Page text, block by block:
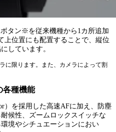
タン※を従来機種から1カ所追加
上位置にも配置することで、縦位
しています。
に限ります。また、カメラによって割
各種機能
）を採用した高速AFに加え、防塵
候性、ズームロックスイッチな
境やシチュエーションにおい